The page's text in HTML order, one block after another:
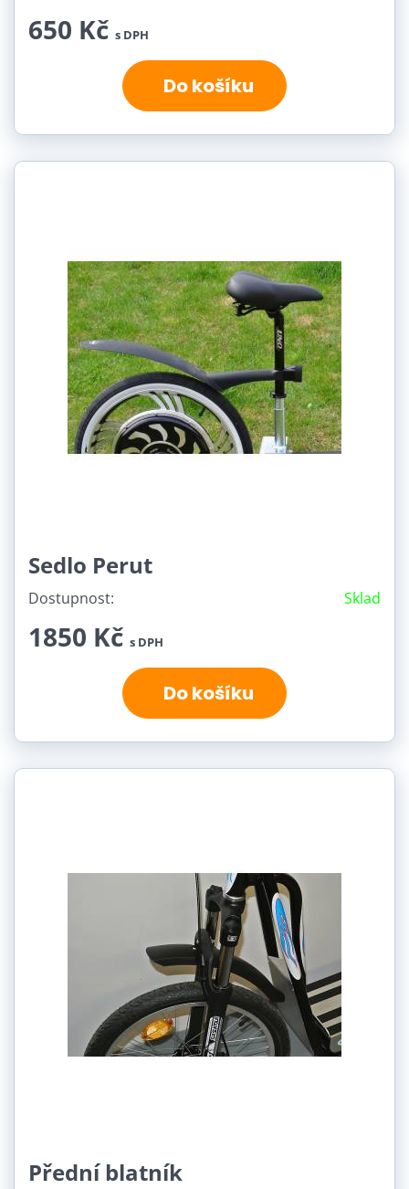
650 Kč s DPH
Do košíku
Sedlo Perut
Dostupnost: Sklad
1850 Kč s DPH
Do košíku
Přední blatník